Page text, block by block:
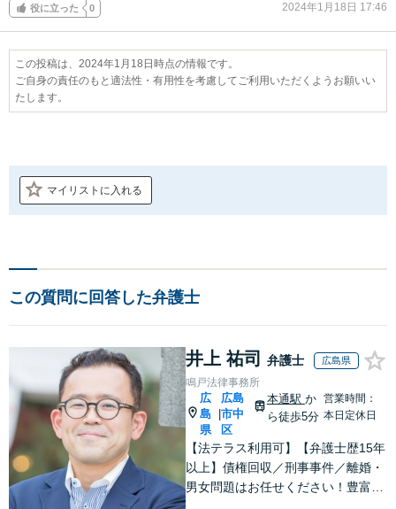
役に立った 0 2024年1月18日 17:46
この投稿は、2024年1月18日時点の情報です。
ご自身の責任のもと適法性・有用性を考慮してご利用いただくようお願いい
たします。
マイリストに入れる
この質問に回答した弁護士
井上 祐司 弁護士 広島県
鳴戸法律事務所
広
島
県
|
広島
市中
区
本通駅 か
ら徒歩5分
営業時間：
本日定休日
【法テラス利用可】【弁護士歴15年
以上】債権回収／刑事事件／離婚・
男女問題はお任せください！豊富な